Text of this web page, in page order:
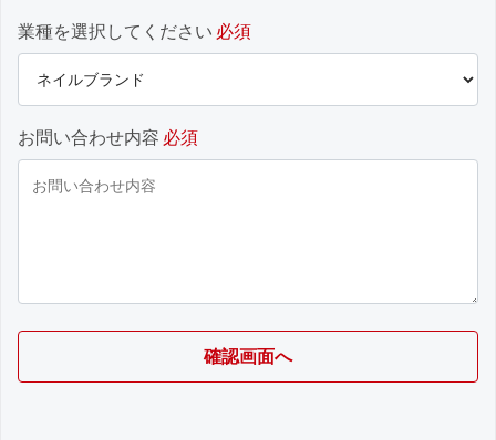
業種を選択してください 必須
お問い合わせ内容 必須